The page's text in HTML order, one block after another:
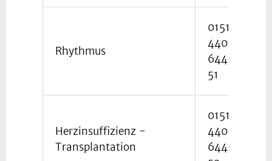
Rhythmus
0151
440
644-
51
Herzinsuffizienz -
Transplantation
0151
440
644-